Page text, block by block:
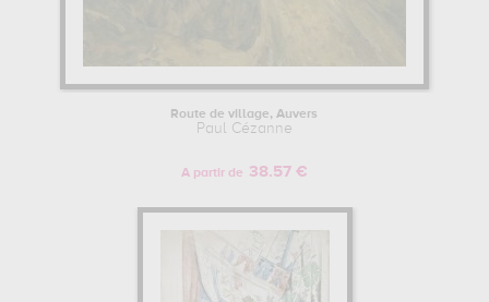
Route de village, Auvers
Paul Cézanne
A partir de 38.57 €